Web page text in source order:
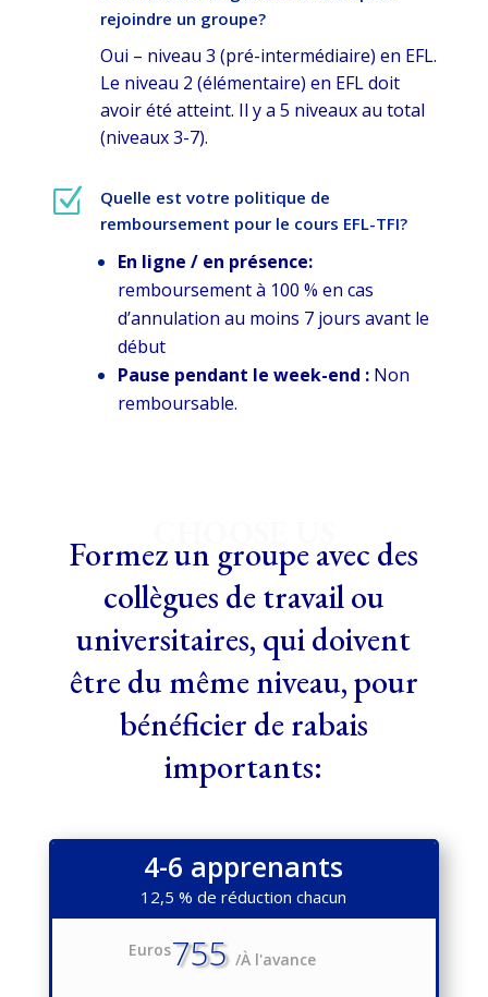
rejoindre un groupe?
Oui – niveau 3 (pré-intermédiaire) en EFL.
Le niveau 2 (élémentaire) en EFL doit
avoir été atteint. Il y a 5 niveaux au total
(niveaux 3-7).
Z
Quelle est votre politique de
remboursement pour le cours EFL-TFI?
En ligne / en présence:
remboursement à 100 % en cas
d’annulation au moins 7 jours avant le
début
Pause pendant le week-end :Non
remboursable.
Formez un groupe avec des
collègues de travail ou
universitaires, qui doivent
être du même niveau, pour
bénéficier de rabais
importants:
4-6 apprenants
12,5 % de réduction chacun
Euros755/À l'avance